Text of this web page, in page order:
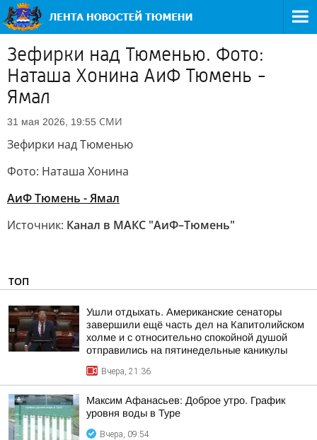
Зефирки над Тюменью. Фото:
Наташа Хонина АиФ Тюмень -
Ямал
31 мая 2026, 19:55 СМИ
Зефирки над Тюменью
Фото: Наташа Хонина
АиФ Тюмень - Ямал
Источник: Канал в МАКС "АиФ–Тюмень"
ТОП
Ушли отдыхать. Американские сенаторы
завершили ещё часть дел на Капитолийском
холме и с относительно спокойной душой
отправились на пятинедельные каникулы
Вчера, 21:36
Максим Афанасьев: Доброе утро. График
уровня воды в Туре
Вчера, 09:54